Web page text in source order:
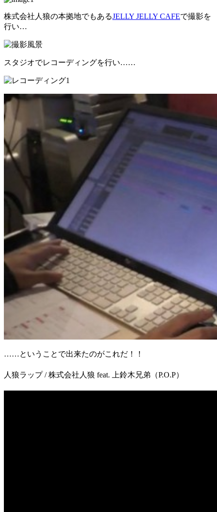
株式会社人狼の本拠地でもあるJELLY JELLY CAFEで撮影を
行い…
スタジオでレコーディングを行い……
……ということで出来たのがこれだ！！
人狼ラップ / 株式会社人狼 feat. 上鈴木兄弟（P.O.P）